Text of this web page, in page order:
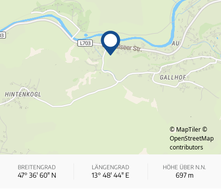
© MapTiler ©
OpenStreetMap
contributors
BREITENGRAD
47° 36′ 60″ N
LÄNGENGRAD
13° 48′ 44″ E
HÖHE ÜBER N.N.
697m